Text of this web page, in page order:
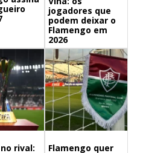
jogadores que
podem deixar o
Flamengo em
2026
rival:
Flamengo quer